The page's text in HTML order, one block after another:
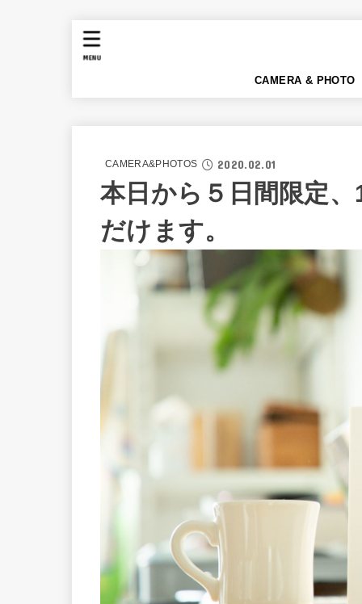
CAMERA & PHOTO
MENU
CAMERA&PHOTOS 2020.02.01
本日から５日間限定
だけます。